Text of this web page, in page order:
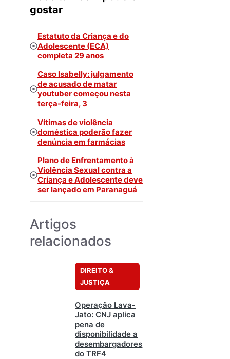
gostar
Estatuto da Criança e do
Adolescente (ECA)
completa 29 anos
Caso Isabelly: julgamento
de acusado de matar
youtuber começou nesta
terça-feira, 3
Vítimas de violência
doméstica poderão fazer
denúncia em farmácias
Plano de Enfrentamento à
Violência Sexual contra a
Criança e Adolescente deve
ser lançado em Paranaguá
Artigos
relacionados
DIREITO &
JUSTIÇA
Operação Lava-
Jato: CNJ aplica
pena de
disponibilidade a
desembargadores
do TRF4